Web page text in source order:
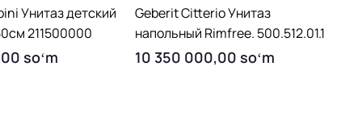
View
Унитаз детский
211500000
soʻm
Quick View
Geberit Citterio Унитаз
напольный Rimfree. 500.512.01.1
Price
10 350 000,00 soʻm